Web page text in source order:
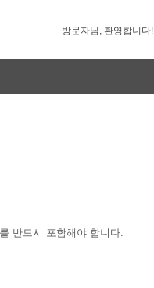
방문자님, 환영합니다!
반드시 포함해야 합니다.